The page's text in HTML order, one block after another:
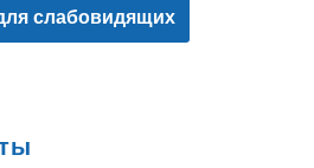
слабовидящих